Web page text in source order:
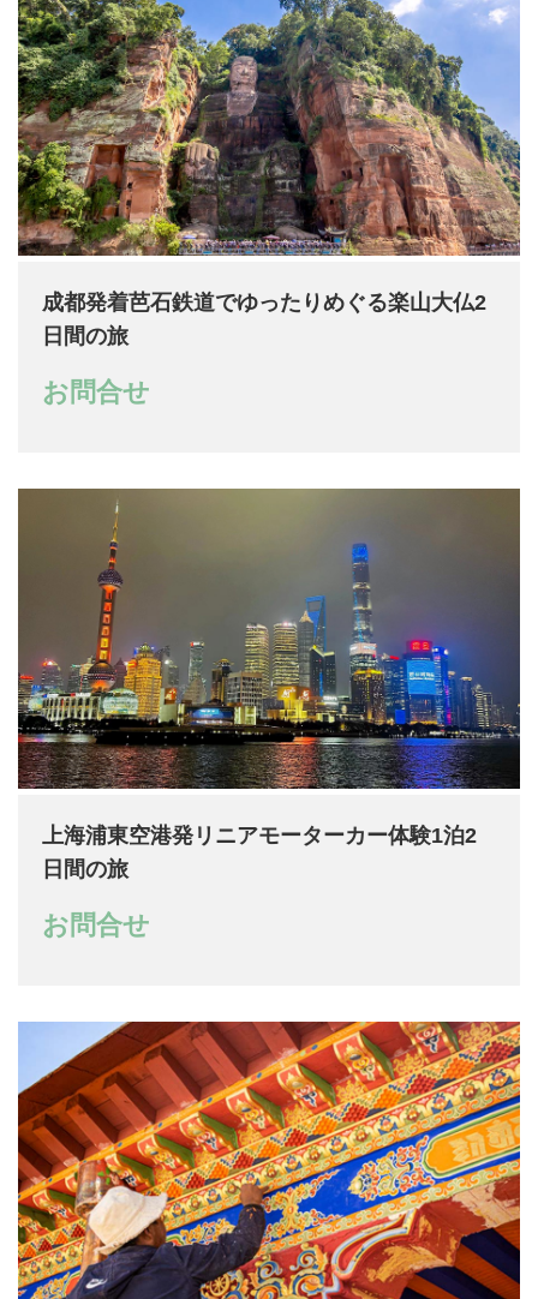
成都発着芭石鉄道でゆったりめぐる楽山大仏2
日間の旅
お問合せ
上海浦東空港発リニアモーターカー体験1泊2
日間の旅
お問合せ